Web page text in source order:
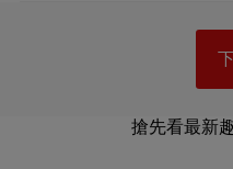
搶先看最新